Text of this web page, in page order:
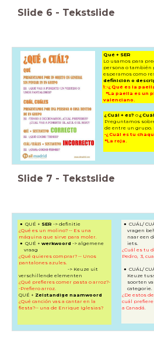
Slide 6 - Tekstslide
¿Cuál + es? o
Preguntamos
de entre un grupo.
-¿Cuál es tu
*La roja.
Qué + SER
Lo usamos para
persona o también
esperamos como
definición o
1:-¿Qué es la
*La paella es un
valenciano.
Slide 7 - Tekstslide
QUÉ + SER -> definitie
¿Qué es un molino? -- Es una
máquina que sirve para moler.
QUÉ +werkwoord-> algemene
vraag
¿Qué quieres comprar? -- Unos
pantalones azules.
-> Keuze uit
verschillende elementen
¿Qué prefieres comer pasta o arroz?-
-Prefiero arroz.
QUÉ +Zelstandige naamwoord
¿Qué canción vas a cantar en la
fiesta?-- una de Enrique Iglesias?
CUÁL/
vragen
naar een
iets.
¿Cuál es tu
Pedro, 3,
CUÁL/
Keuze
soorten
categorie.
¿De estos
cuál
a Canadá.